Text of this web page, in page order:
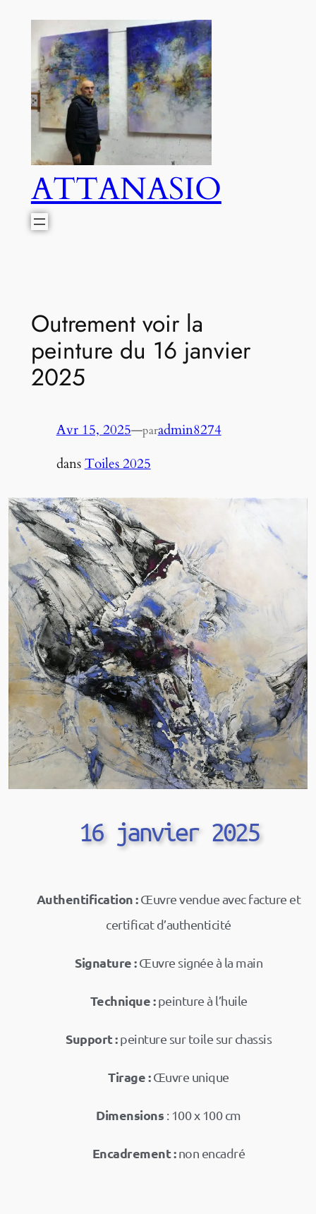
ATTANASIO
Outrement voir la
peinture du 16 janvier
2025
Avr 15, 2025—paradmin8274
dansToiles 2025
16 janvier 2025
Authentification :Œuvre vendue avec facture et
certificat d’authenticité
Signature :Œuvre signée à la main
Technique :peinture à l’huile
Support :peinture sur toile sur chassis
Tirage :Œuvre unique
Dimensions : 100 x 100 cm
Encadrement :non encadré